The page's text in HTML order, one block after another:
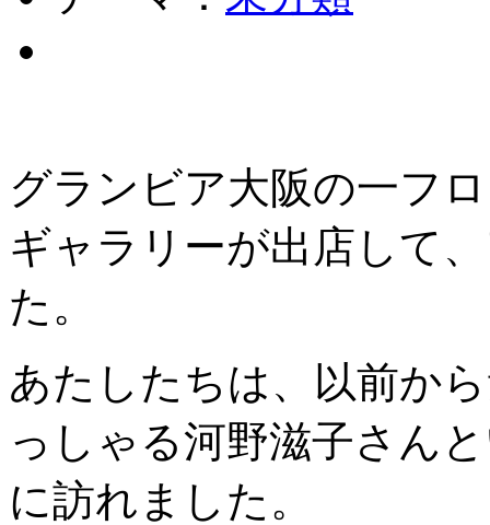
グランビア大阪の一フ
ギャラリーが出店して
た。
あたしたちは、以前か
っしゃる河野滋子さん
に訪れました。